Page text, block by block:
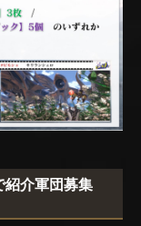
紹介軍団募集